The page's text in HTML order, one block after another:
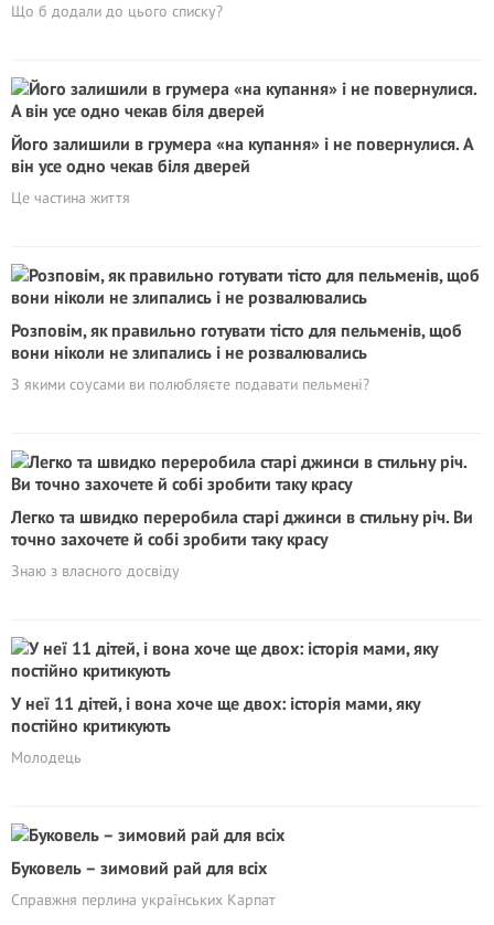
Що б додали до цього списку?
Його залишили в грумера «на купання» і не повернулися. А
він усе одно чекав біля дверей
Це частина життя
Poзповім, як правильно готувати тісто для пельменів, щоб
вони ніколи не злипались і не розвалювались
З якими соусами ви полюбляєте подавати пельмені?
Легко та швидко переробила старі джинси в стильну річ. Ви
точно захочете й собі зробити таку красу
Знаю з власного досвіду
У неї 11 дітей, і вона хоче ще двох: історія мами, яку
постійно критикують
Молодець
Буковель – зимовий рай для всіх
Справжня перлина українських Карпат